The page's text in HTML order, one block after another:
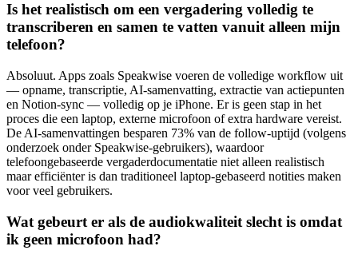
Is het realistisch om een vergadering volledig te
transcriberen en samen te vatten vanuit alleen mijn
telefoon?
Absoluut. Apps zoals Speakwise voeren de volledige workflow uit
— opname, transcriptie, AI-samenvatting, extractie van actiepunten
en Notion-sync — volledig op je iPhone. Er is geen stap in het
proces die een laptop, externe microfoon of extra hardware vereist.
De AI-samenvattingen besparen 73% van de follow-uptijd (volgens
onderzoek onder Speakwise-gebruikers), waardoor
telefoongebaseerde vergaderdocumentatie niet alleen realistisch
maar efficiënter is dan traditioneel laptop-gebaseerd notities maken
voor veel gebruikers.
Wat gebeurt er als de audiokwaliteit slecht is omdat
ik geen microfoon had?